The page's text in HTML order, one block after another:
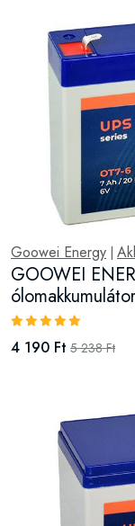
Goowei Energy
GOOWEI
4 190 Ft 5 238 Ft